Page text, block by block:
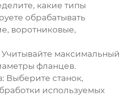
какие типы
обрабатывать
воротниковые,
максимальный
фланцев.
Выберите станок,
используемых